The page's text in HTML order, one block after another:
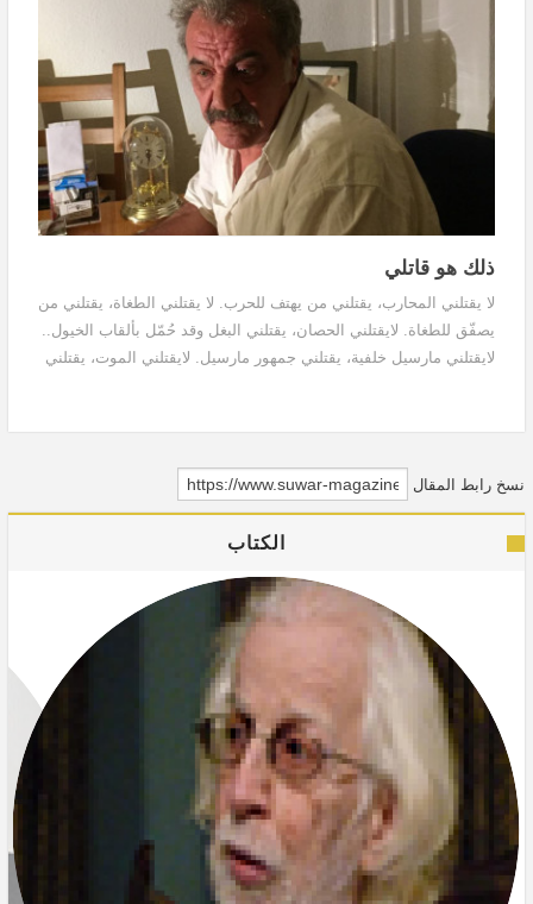
ذلك هو قاتلي
لا يقتلني المحارب، يقتلني من يهتف للحرب. لا يقتلني الطغاة، يقتلني من
يصفّق للطغاة. لايقتلني الحصان، يقتلني البغل وقد حُمّل بألقاب الخيول..
لايقتلني مارسيل خلفية، يقتلني جمهور مارسيل. لايقتلني الموت، يقتلني
نسخ رابط المقال
الكتاب